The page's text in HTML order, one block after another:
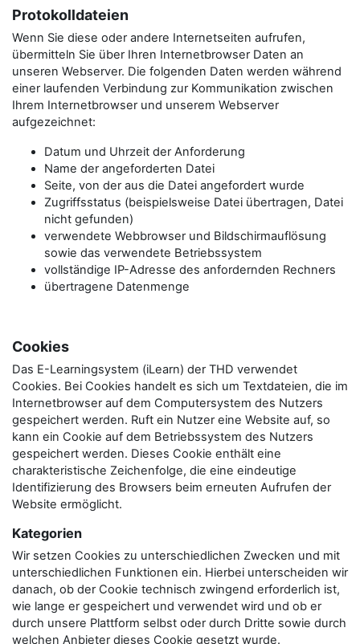
Protokolldateien
Wenn Sie diese oder andere Internetseiten aufrufen,
übermitteln Sie über Ihren Internetbrowser Daten an
unseren Webserver. Die folgenden Daten werden während
einer laufenden Verbindung zur Kommunikation zwischen
Ihrem Internetbrowser und unserem Webserver
aufgezeichnet:
Datum und Uhrzeit der Anforderung
Name der angeforderten Datei
Seite, von der aus die Datei angefordert wurde
Zugriffsstatus (beispielsweise Datei übertragen, Datei
nicht gefunden)
verwendete Webbrowser und Bildschirmauflösung
sowie das verwendete Betriebssystem
vollständige IP-Adresse des anfordernden Rechners
übertragene Datenmenge
Cookies
Das E-Learningsystem (iLearn) der THD verwendet
Cookies. Bei Cookies handelt es sich um Textdateien, die im
Internetbrowser auf dem Computersystem des Nutzers
gespeichert werden. Ruft ein Nutzer eine Website auf, so
kann ein Cookie auf dem Betriebssystem des Nutzers
gespeichert werden. Dieses Cookie enthält eine
charakteristische Zeichenfolge, die eine eindeutige
Identifizierung des Browsers beim erneuten Aufrufen der
Website ermöglicht.
Kategorien
Wir setzen Cookies zu unterschiedlichen Zwecken und mit
unterschiedlichen Funktionen ein. Hierbei unterscheiden wir
danach, ob der Cookie technisch zwingend erforderlich ist,
wie lange er gespeichert und verwendet wird und ob er
durch unsere Plattform selbst oder durch Dritte sowie durch
welchen Anbieter dieses Cookie gesetzt wurde.